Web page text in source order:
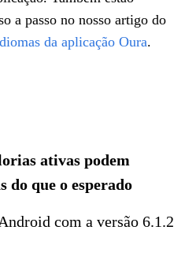
a passo no nosso artigo do
da aplicação Oura.
ativas podem
do que o esperado
com a versão 6.1.2